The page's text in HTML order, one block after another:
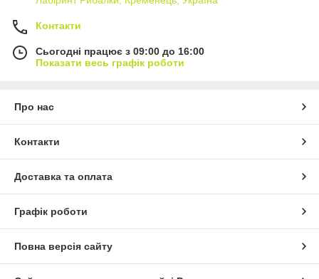
Контакти
Сьогодні працює з 09:00 до 16:00
Показати весь графік роботи
Про нас
Контакти
Доставка та оплата
Графік роботи
Повна версія сайту